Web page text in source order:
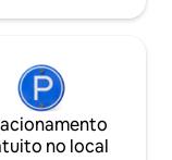
no local